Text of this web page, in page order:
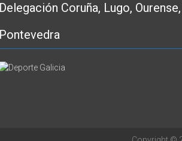
Delegación Coruña, Lugo, Ourense,
Pontevedra